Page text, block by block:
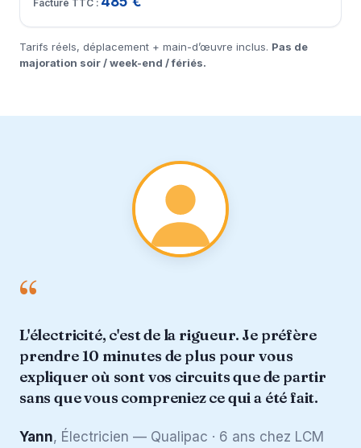
Tarifs réels, déplacement + main-d’œuvre inclus. Pas de
majoration soir / week-end / fériés.
“
L'électricité, c'est de la rigueur. Je préfère
prendre 10 minutes de plus pour vous
expliquer où sont vos circuits que de partir
sans que vous compreniez ce qui a été fait.
Yann, Électricien — Qualipac · 6 ans chez LCM